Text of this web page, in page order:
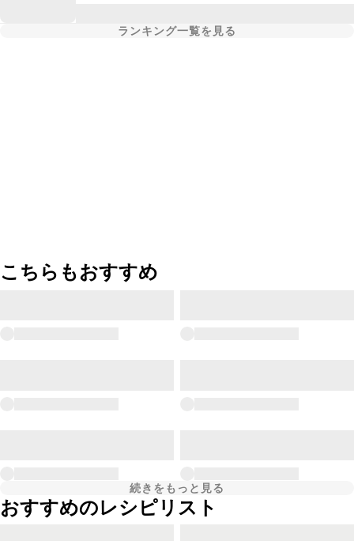
ランキング一覧を見る
こちらもおすすめ
続きをもっと見る
おすすめのレシピリスト